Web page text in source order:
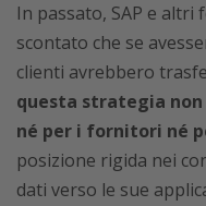
In passato, SAP e
scontato che se
clienti avrebbero
questa strategia
né per i fornitori né
posizione rigida nei
dati verso le sue